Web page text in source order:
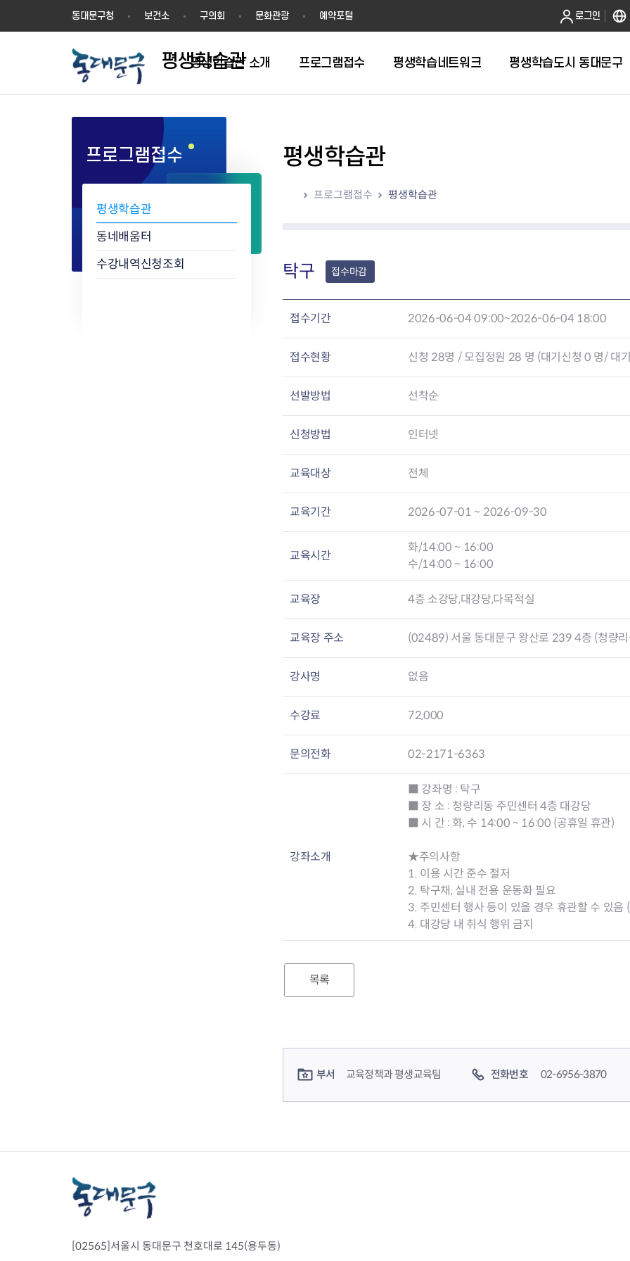
동대문구청 보건소 구의회 문화관광 예약포털 로그인
평생학습관
평생학습관 소개 프로그램접수 평생학습네트워크
학습동아리 인증절차
학습동아리 현황
평생학습도시 동대문구
프로그램접수
평생학습관
동네배움터
수강내역신청조회
평생학습관
프로그램접수 평생학습관
탁구 접수마감
접수기간 2026-06-04 09:00~2026-06-04 18:00
접수현황 신청 28명 / 모집정원 28 명 (대기신청 0 명/ 대
선발방법 선착순
신청방법 인터넷
교육대상 전체
교육기간 2026-07-01 ~ 2026-09-30
교육시간
화/14:00 ~ 16:00
수/14:00 ~ 16:00
교육장 4층 소강당,대강당,다목적실
교육장 주소 (02489) 서울 동대문구 왕산로 239 4층 (청량
강사명 없음
수강료 72,000
문의전화 02-2171-6363
강좌소개
■ 강좌명 : 탁구
■ 장 소 : 청량리동 주민센터 4층 대강당
■ 시 간 : 화, 수 14:00 ~ 16:00 (공휴일 휴관)
★주의사항
1. 이용 시간 준수 철저
2. 탁구채, 실내 전용 운동화 필요
3. 주민센터 행사 등이 있을 경우 휴관할 수 있음
4. 대강당 내 취식 행위 금지
목록
부서 교육정책과 평생교육팀 전화번호 02-6956-3870
[02565]서울시 동대문구 천호대로 145(용두동)